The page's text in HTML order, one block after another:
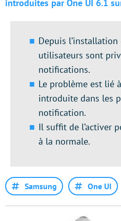
introduites par One UI 6.1
Depuis
utilisateurs sont
notifications.
Le problème est lié
introduite dans les
notification.
Il suffit de l’activer
à la normale.
Samsung One UI